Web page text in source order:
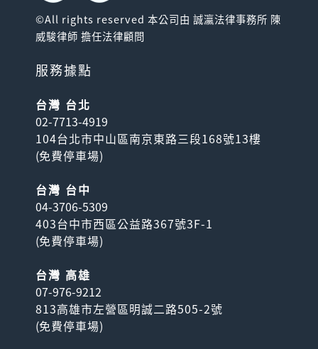
©All rights reserved 本公司由 誠瀛法律事務所 陳
威駿律師 擔任法律顧問
服務據點
台灣 台北
02-7713-4919
104台北市中山區南京東路三段168號13樓
(免費停車場)
台灣 台中
04-3706-5309
403台中市西區公益路367號3F-1
(免費停車場)
台灣 高雄
07-976-9212
813高雄市左營區明誠二路505-2號
(免費停車場)